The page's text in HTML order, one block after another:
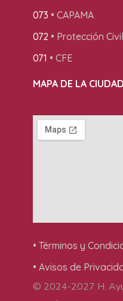
073 • CAPAMA
072 • Protección Civil
071 • CFE
MAPA DE LA CIUDAD
• Términos y
• Avisos de
© 2024-2027 H.